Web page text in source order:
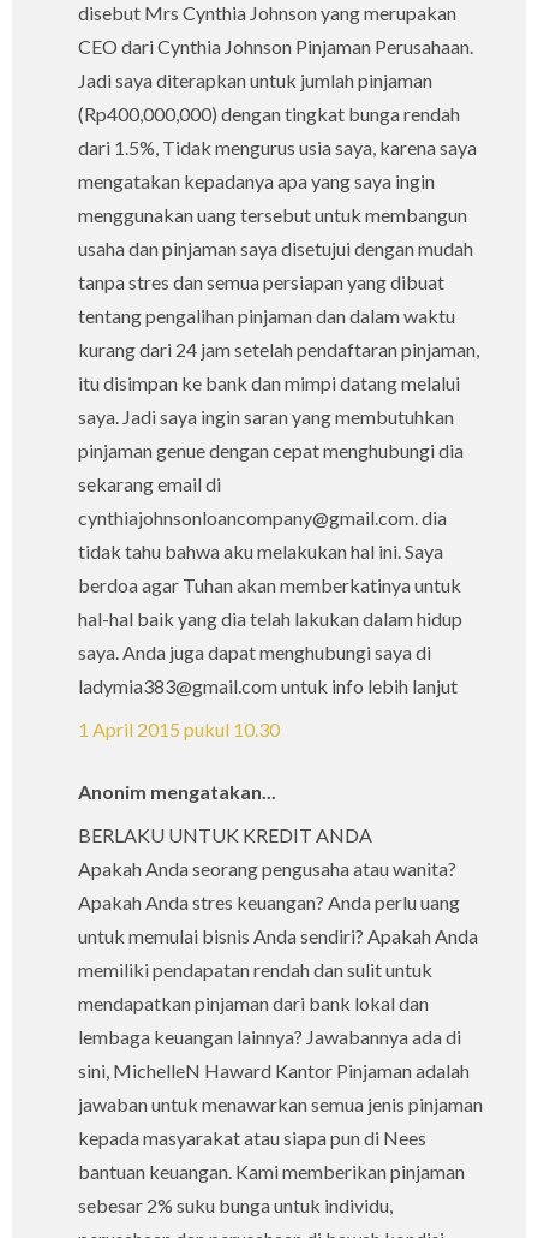
disebut Mrs Cynthia Johnson yang merupakan
CEO dari Cynthia Johnson Pinjaman Perusahaan.
Jadi saya diterapkan untuk jumlah pinjaman
(Rp400,000,000) dengan tingkat bunga rendah
dari 1.5%, Tidak mengurus usia saya, karena saya
mengatakan kepadanya apa yang saya ingin
menggunakan uang tersebut untuk membangun
usaha dan pinjaman saya disetujui dengan mudah
tanpa stres dan semua persiapan yang dibuat
tentang pengalihan pinjaman dan dalam waktu
kurang dari 24 jam setelah pendaftaran pinjaman,
itu disimpan ke bank dan mimpi datang melalui
saya. Jadi saya ingin saran yang membutuhkan
pinjaman genue dengan cepat menghubungi dia
sekarang email di
cynthiajohnsonloancompany@gmail.com. dia
tidak tahu bahwa aku melakukan hal ini. Saya
berdoa agar Tuhan akan memberkatinya untuk
hal-hal baik yang dia telah lakukan dalam hidup
saya. Anda juga dapat menghubungi saya di
ladymia383@gmail.com untuk info lebih lanjut
1 April 2015 pukul 10.30
Anonim mengatakan...
BERLAKU UNTUK KREDIT ANDA
Apakah Anda seorang pengusaha atau wanita?
Apakah Anda stres keuangan? Anda perlu uang
untuk memulai bisnis Anda sendiri? Apakah Anda
memiliki pendapatan rendah dan sulit untuk
mendapatkan pinjaman dari bank lokal dan
lembaga keuangan lainnya? Jawabannya ada di
sini, MichelleN Haward Kantor Pinjaman adalah
jawaban untuk menawarkan semua jenis pinjaman
kepada masyarakat atau siapa pun di Nees
bantuan keuangan. Kami memberikan pinjaman
sebesar 2% suku bunga untuk individu,